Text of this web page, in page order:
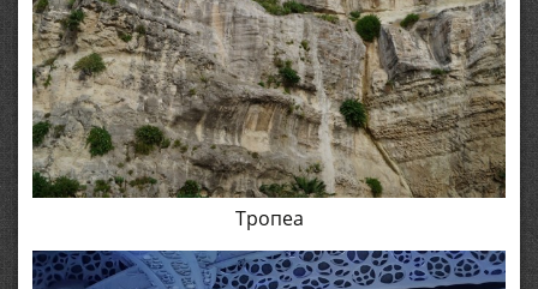
Тропеа